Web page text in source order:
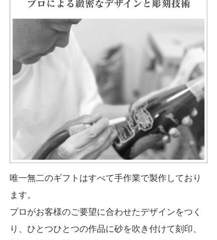
唯一無二のギフトはすべて手作業で製作しており
ます。
プロがお客様のご要望に合わせたデザインをつく
り、ひとつひとつの作品に砂を吹き付けて刻印、